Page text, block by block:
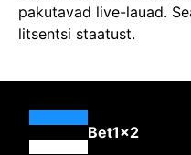
pakutavad live-lauad.
litsentsi staatust.
Bet1x2